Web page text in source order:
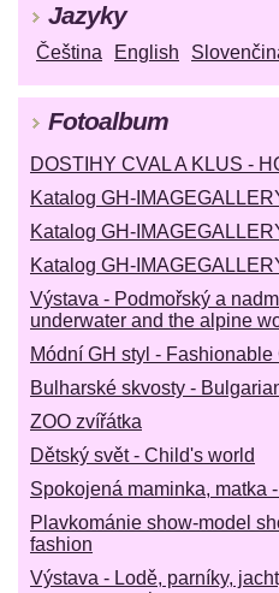
Jazyky
Čeština English
Fotoalbum
DOSTIHY CVAL A KLUS -
Katalog GH-
Katalog GH-
Katalog GH-
Výstava - Podmořský a
underwater and the alpine
Módní GH styl - Fashionable
Bulharské skvosty -
ZOO zvířátka
Dětský svět - Child's world
Spokojená maminka, matka
Plavkománie show-model
fashion
Výstava - Lodě, parníky,